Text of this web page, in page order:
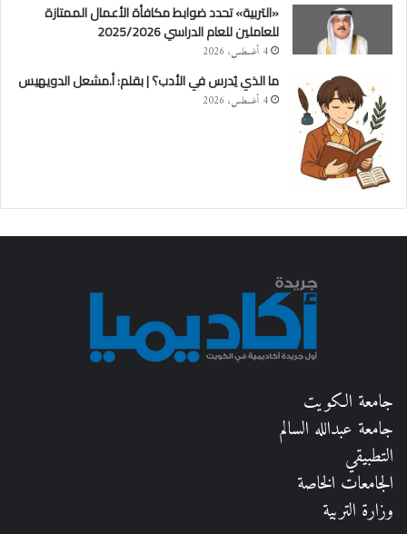
«التربية» تحدد ضوابط مكافأة الأعمال الممتازة
للعاملين للعام الدراسي 2025/2026
4 أغسطس، 2026
ما الذي يُدرس في الأدب؟ | بقلم: أ.مشعل الدويهيس
4 أغسطس، 2026
جامعة الكويت
جامعة عبدالله السالم
التطبيقي
الجامعات الخاصة
وزارة التربية